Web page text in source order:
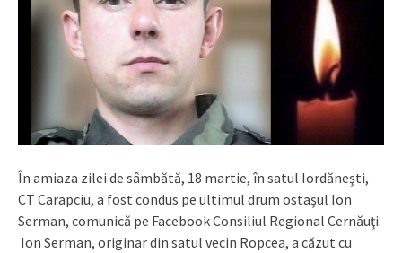
În amiaza zilei de sâmbătă, 18 martie, în satul Iordăneşti,
CT Carapciu, a fost condus pe ultimul drum ostaşul Ion
Serman, comunică pe Facebook Consiliul Regional Cernăuţi.
Ion Serman, originar din satul vecin Ropcea, a căzut cu